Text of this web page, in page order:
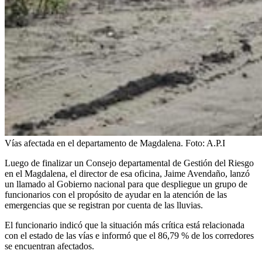
Vías afectada en el departamento de Magdalena. Foto: A.P.I
Luego de finalizar un Consejo departamental de Gestión del Riesgo
en el Magdalena, el director de esa oficina, Jaime Avendaño, lanzó
un llamado al Gobierno nacional para que despliegue un grupo de
funcionarios con el propósito de ayudar en la atención de las
emergencias que se registran por cuenta de las lluvias.
El funcionario indicó que la situación más crítica está relacionada
con el estado de las vías e informó que el 86,79 % de los corredores
se encuentran afectados.